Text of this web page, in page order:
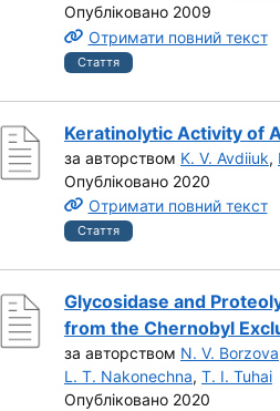
Опубліковано 2009
Отримати повний текст
Стаття
результат під номером 7
Keratinolytic Activity of
за авторством K. V. Avdiiuk,
Опубліковано 2020
Отримати повний текст
Стаття
результат під номером 8
Glycosidase and
from the Chernobyl
за авторством N. V. Borzova
L. T. Nakonechna, T. I. Tuhai
Опубліковано 2020